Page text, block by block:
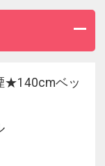
BSデジタル 各
、スマートフォ
★140cmベッ